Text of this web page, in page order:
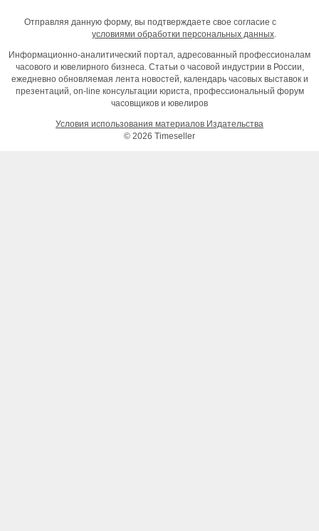
Отправляя данную форму, вы подтверждаете свое согласие с
условиями обработки персональных данных.
Информационно-аналитический портал, адресованный профессионалам
часового и ювелирного бизнеса. Статьи о часовой индустрии в России,
ежедневно обновляемая лента новостей, календарь часовых выставок и
презентаций, on-line консультации юриста, профессиональный форум
часовщиков и ювелиров
Условия использования материалов Издательства
© 2026 Timeseller